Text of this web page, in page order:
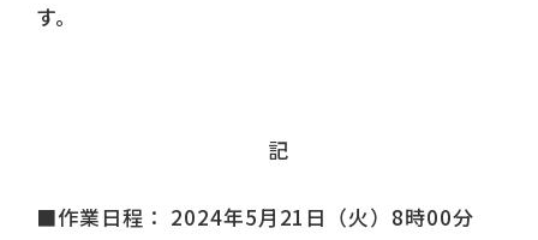
す。
記
■作業日程： 2024年5月21日（火）8時00分